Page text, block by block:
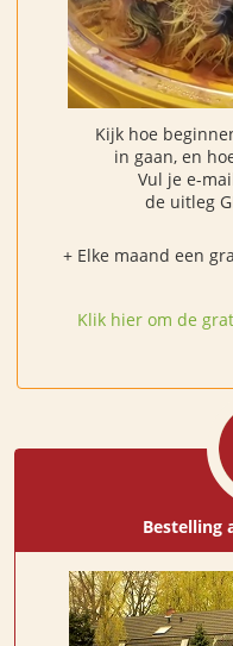
Kijk hoe
in gaan, en
Vul je e-
de uitleg
+ Elke maand een
Klik hier om de
Bestelling